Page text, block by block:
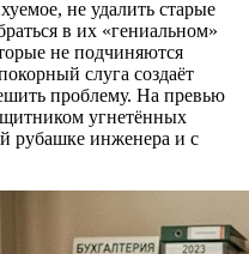
не удалить старые
в их «гениальном»
не подчиняются
слуга создаёт
проблему. На превью
угнетённых
рубашке инженера и с